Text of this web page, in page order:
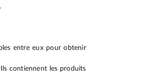
entre eux pour obtenir
contiennent les produits